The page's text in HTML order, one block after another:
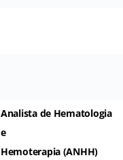
Analista de Hematologia
e
Hemoterapia (ANHH)